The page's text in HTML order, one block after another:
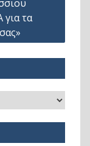
για τα